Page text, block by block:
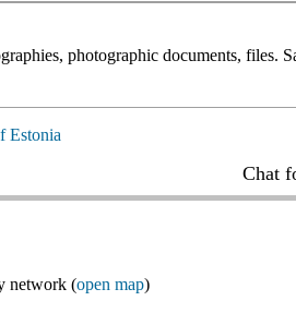
photographic documents, files.
Estonia
Chat
network (open map)